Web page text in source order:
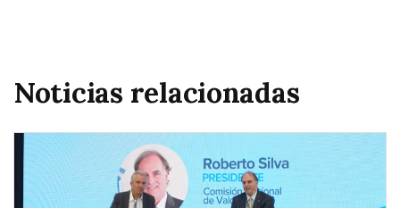
Noticias relacionadas